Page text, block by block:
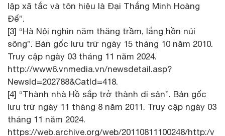
lập xã tắc và tôn hiệu là Đại Thắng Minh Hoàng
Đế”.
[3] “Hà Nội nghìn năm thăng trầm, lắng hồn núi
sông”. Bản gốc lưu trữ ngày 15 tháng 10 năm 2010.
Truy cập ngày 03 tháng 11 năm 2024.
http://www6.vnmedia.vn/newsdetail.asp?
NewsId=202788&CatId=418.
[4] “Thành nhà Hồ sắp trở thành di sản”. Bản gốc
lưu trữ ngày 11 tháng 8 năm 2011. Truy cập ngày 03
tháng 11 năm 2024.
https://web.archive.org/web/20110811100248/http:/v